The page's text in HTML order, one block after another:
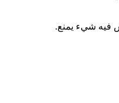
فيه شيء يمنع.